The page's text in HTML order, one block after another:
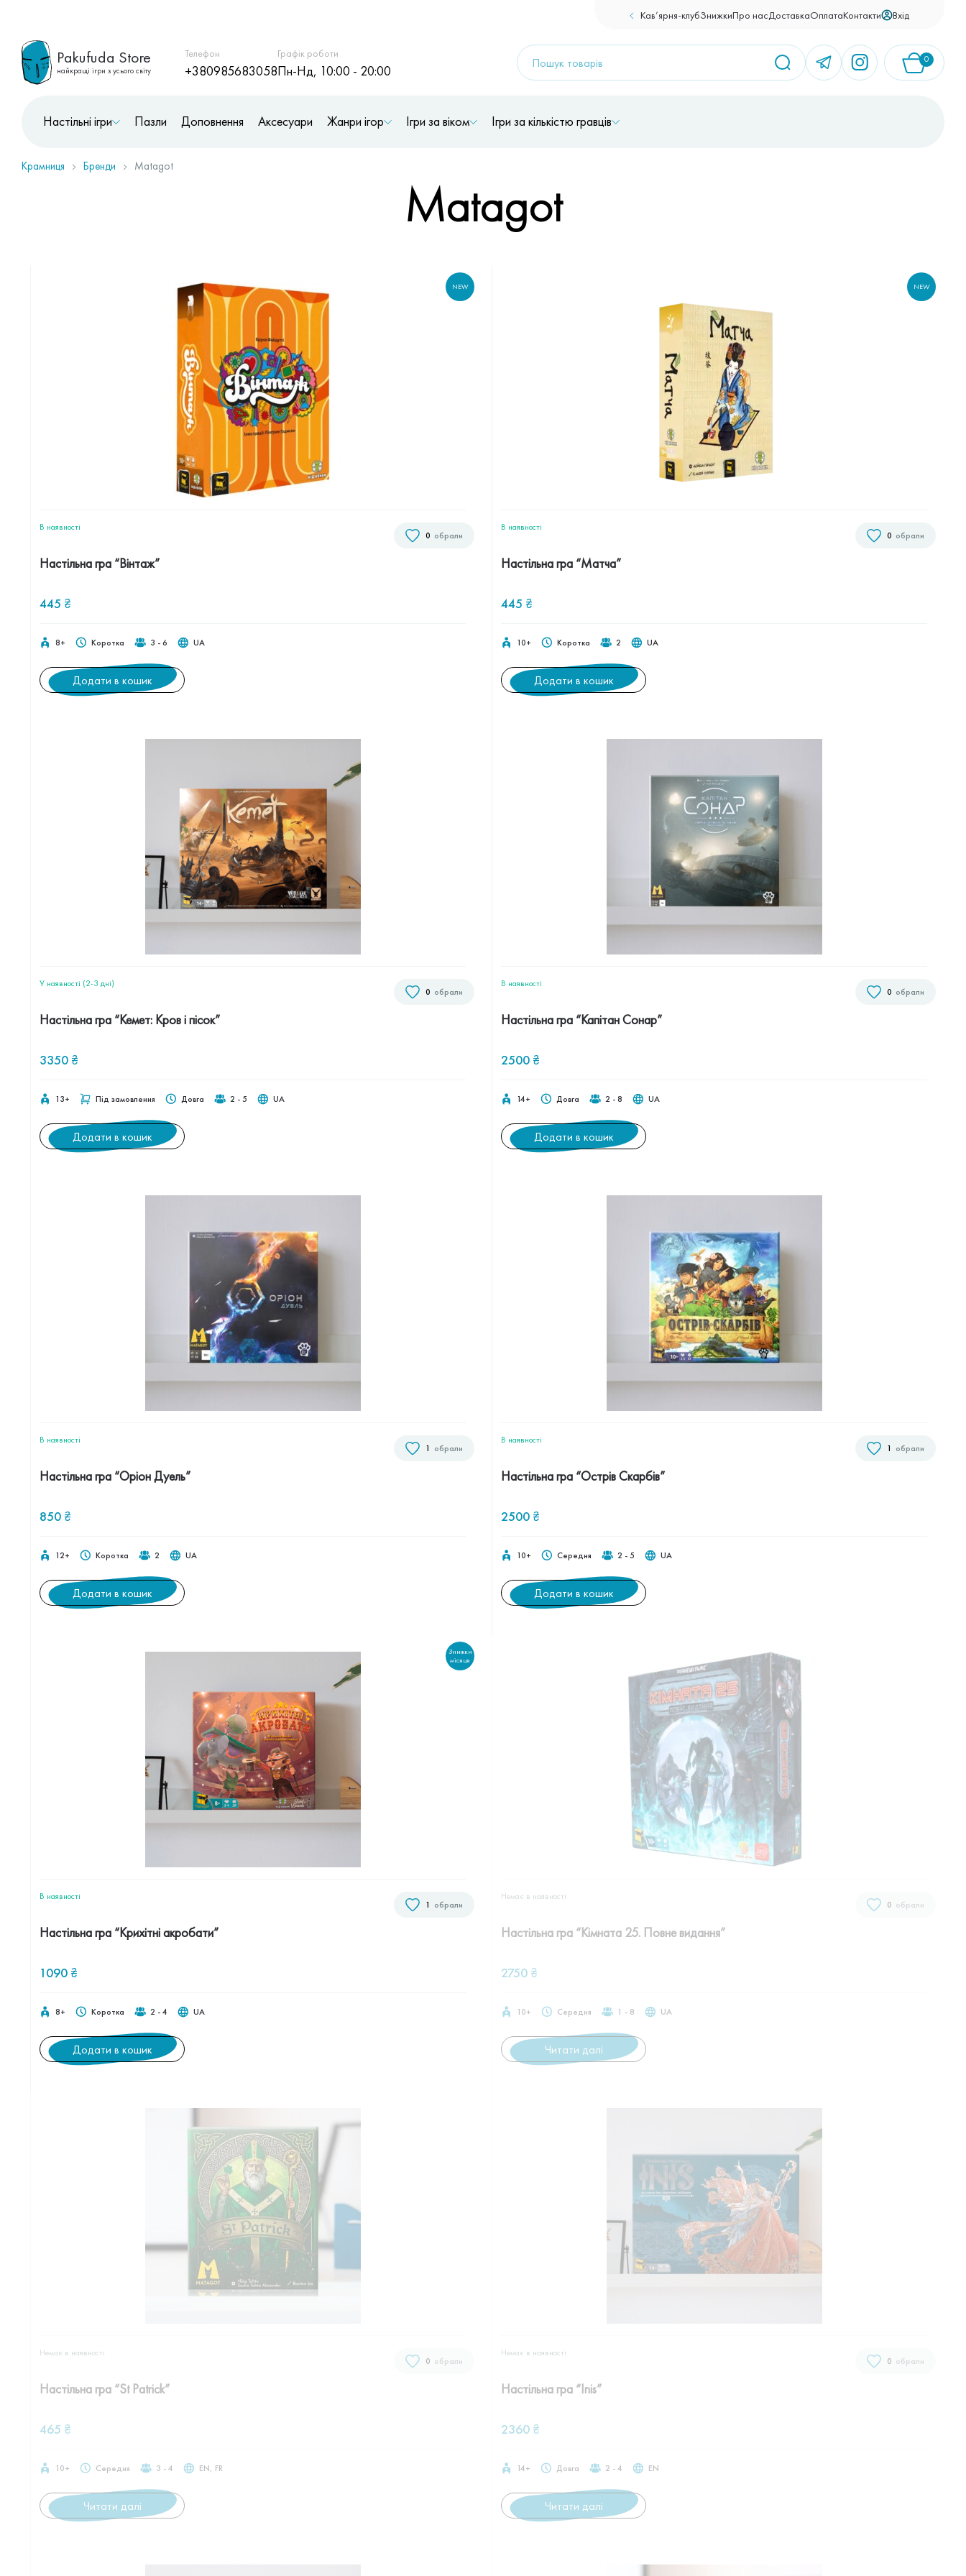
Кав’ярня-клубЗнижкиПро насДоставкаОплатаКонтакти Вхід
Pakufuda Store
найкращі ігри з усього світу
Телефон
+380985683058
Графік роботи
Пн-Нд, 10:00 - 20:00
Products
search 0
Настільні ігри Пазли Доповнення Аксесуари Жанри ігор Ігри за віком Ігри за кількістю гравців
Крамниця Бренди Matagot
Matagot
NEW
обрали
0
В наявностi
Настільна гра “Вінтаж”
445 ₴
8+ Коротка 3 - 6 UA
Додати в кошик
NEW
обрали
0
В наявностi
Настільна гра “Матча”
445 ₴
10+ Коротка 2 UA
Додати в кошик
обрали
0
У наявності (2-3 дні)
Настільна гра “Кемет: Кров і пісок”
3350 ₴
13+ Під замовлення Довга 2 - 5 UA
Додати в кошик
обрали
0
В наявностi
Настільна гра “Капітан Сонар”
2500 ₴
14+ Довга 2 - 8 UA
Додати в кошик
обрали
1
В наявностi
Настільна гра “Оріон Дуель”
850 ₴
12+ Коротка 2 UA
Додати в кошик
обрали
1
В наявностi
Настільна гра “Острів Скарбів”
2500 ₴
10+ Середня 2 - 5 UA
Додати в кошик
Знижки
місяця
обрали
1
В наявностi
Настільна гра “Крихітні акробати”
1090 ₴
8+ Коротка 2 - 4 UA
Додати в кошик
обрали
0
Немає в наявностi
Настільна гра “Кімната 25. Повне видання”
2750 ₴
10+ Середня 1 - 8 UA
Читати далі
обрали
0
Немає в наявностi
Настільна гра “St Patrick”
465 ₴
10+ Середня 3 - 4 EN, FR
Читати далі
обрали
0
Немає в наявностi
Настільна гра “Inis”
2360 ₴
14+ Довга 2 - 4 EN
Читати далі